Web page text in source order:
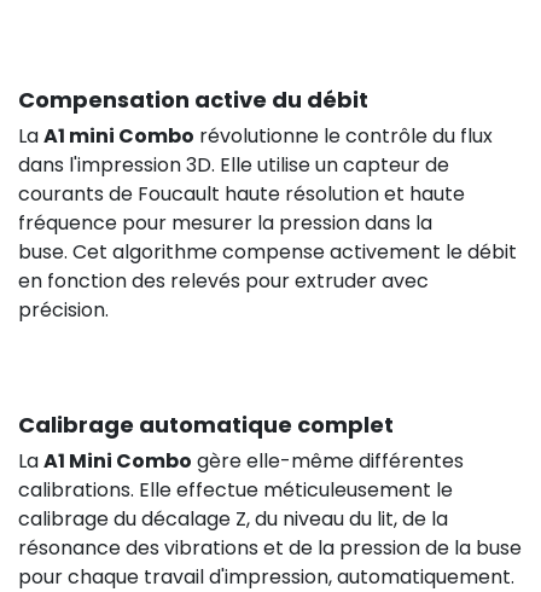
Compensation active du débit
LaA1 mini Combo révolutionne le contrôle du flux
dans l'impression 3D. Elle utilise un capteur de
courants de Foucault haute résolution et haute
fréquence pour mesurer la pression dans la
buse. Cet algorithme compense activement le débit
en fonction des relevés pour extruder avec
précision.
Calibrage automatique complet
LaA1 Mini Combo gère elle-même différentes
calibrations. Elle effectue méticuleusement le
calibrage du décalage Z, du niveau du lit, de la
résonance des vibrations et de la pression de la buse
pour chaque travail d'impression, automatiquement.